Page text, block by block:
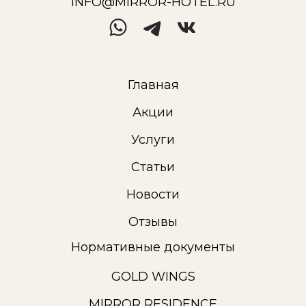
Главная
GOLD WINGS
Акции
Услуги
Статьи
Новости
Отзывы
Нормативные документы